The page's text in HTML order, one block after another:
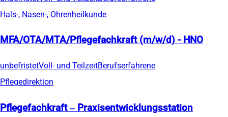
Hals-, Nasen-, Ohrenheilkunde
MFA/OTA/MTA/Pflegefachkraft (m/w/d) - HNO
unbefristetVoll- und TeilzeitBerufserfahrene
Pflegedirektion
Pflegefachkraft – Praxisentwicklungsstation